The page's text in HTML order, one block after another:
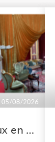
05/08/2026
URGENT rideaux en velours de soie